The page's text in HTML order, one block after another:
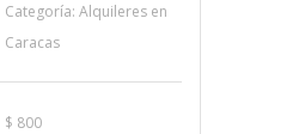
Categoría: Alquileres en
Caracas
$ 800